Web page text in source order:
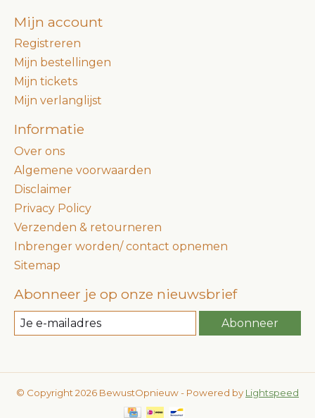
Mijn account
Registreren
Mijn bestellingen
Mijn tickets
Mijn verlanglijst
Informatie
Over ons
Algemene voorwaarden
Disclaimer
Privacy Policy
Verzenden & retourneren
Inbrenger worden/ contact opnemen
Sitemap
Abonneer je op onze nieuwsbrief
Abonneer
© Copyright 2026 BewustOpnieuw - Powered by Lightspeed